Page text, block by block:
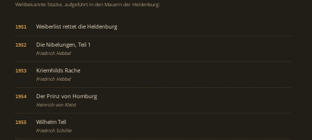
Weltbekannte Stücke, aufgeführt in den Mauern der Heldenburg:
1951 Weiberlist rettet die Heldenburg
1952 Die Nibelungen, Teil 1
Friedrich Hebbel
1953 Kriemhilds Rache
Friedrich Hebbel
1954 Der Prinz von Homburg
Heinrich von Kleist
1955 Wilhelm Tell
Friedrich Schiller